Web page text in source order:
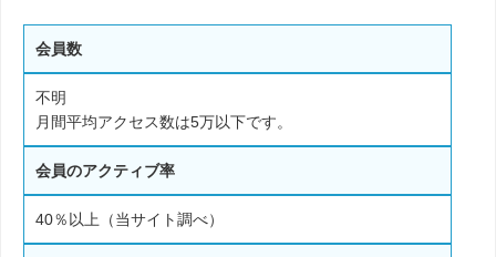
会員数
不明
月間平均アクセス数は5万以下です。
会員のアクティブ率
40％以上（当サイト調べ）